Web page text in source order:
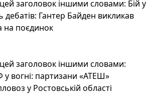
заголовок іншими словами: Бій у
дебатів: Гантер Байден викликав
на поєдинок
заголовок іншими словами:
у вогні: партизани «АТЕШ»
у Ростовській області